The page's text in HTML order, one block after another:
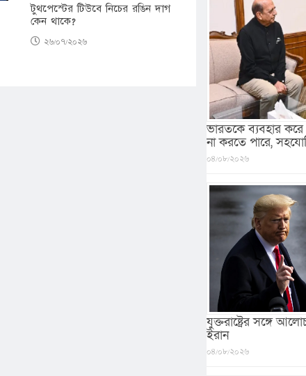
টুথপেস্টের টিউবে নিচের রঙিন দাগ
কেন থাকে?
২৬/০৭/২০২৬
ভারতকে ব্যবহার করে
না করতে পারে,
০৪/০৮/২০২৬
যুক্তরাষ্ট্রের সঙ্গে
ইরান
০৪/০৮/২০২৬